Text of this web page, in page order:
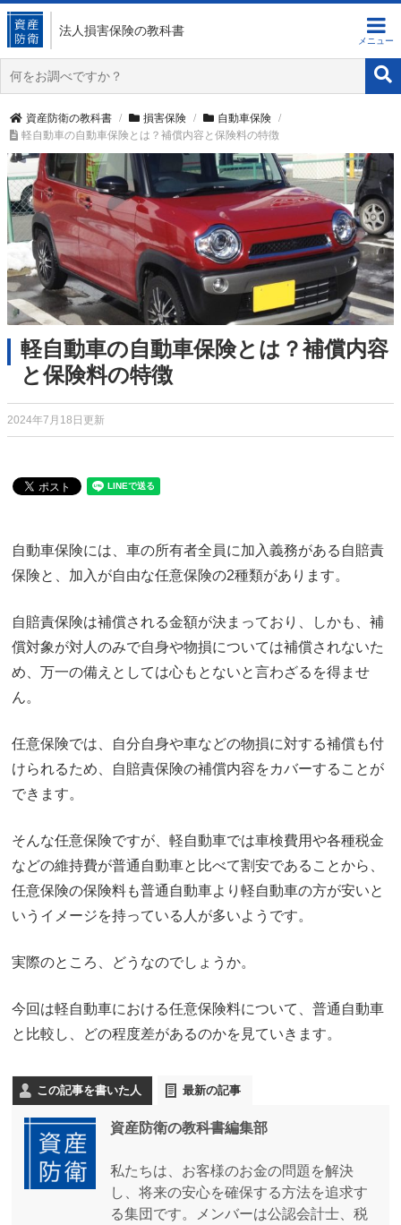
法人損害保険の教科書
資産防衛の教科書 損害保険
自動車保険
軽自動車の自動車保険とは？補償内容と保険料の特徴
軽自動車の自動車保険とは？補償内容
と保険料の特徴
2024年7月18日更新
自動車保険には、車の所有者全員に加入義務がある自賠責
保険と、加入が自由な任意保険の2種類があります。
自賠責保険は補償される金額が決まっており、しかも、補
償対象が対人のみで自身や物損については補償されないた
め、万一の備えとしては心もとないと言わざるを得ませ
ん。
任意保険では、自分自身や車などの物損に対する補償も付
けられるため、自賠責保険の補償内容をカバーすることが
できます。
そんな任意保険ですが、軽自動車では車検費用や各種税金
などの維持費が普通自動車と比べて割安であることから、
任意保険の保険料も普通自動車より軽自動車の方が安いと
いうイメージを持っている人が多いようです。
実際のところ、どうなのでしょうか。
今回は軽自動車における任意保険料について、普通自動車
と比較し、どの程度差があるのかを見ていきます。
この記事を書いた人 最新の記事
資産防衛の教科書編集部
私たちは、お客様のお金の問題を解決
し、将来の安心を確保する方法を追求す
る集団です。メンバーは公認会計士、税